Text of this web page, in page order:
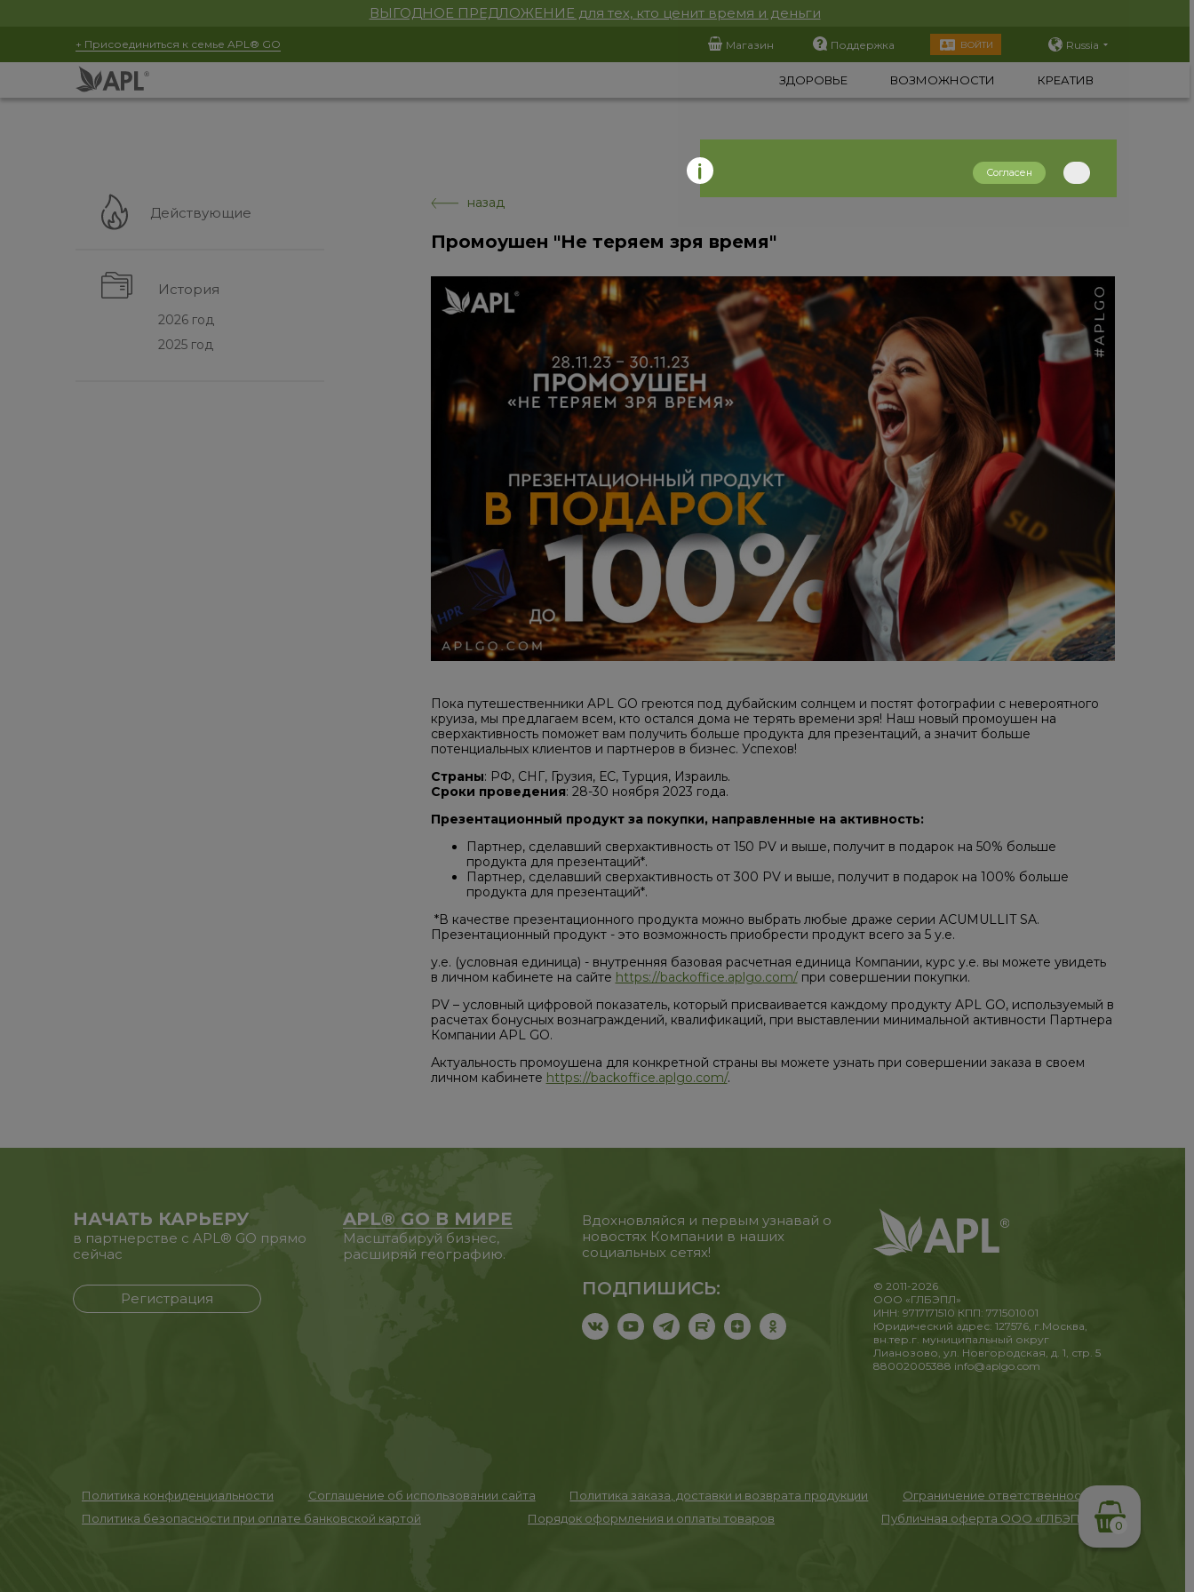
ВЫГОДНОЕ ПРЕДЛОЖЕНИЕ для тех, кто ценит время и деньги
+ Присоединиться к семье APL® GO Магазин Поддержка ВОЙТИ Russia
ЗДОРОВЬЕ ВОЗМОЖНОСТИ КРЕАТИВ
Действующие
История
2026 год
2025 год
назад
Промоушен "Не теряем зря время"
Пока путешественники APL GO греются под дубайским солнцем и постят фотографии с невероятного
круиза, мы предлагаем всем, кто остался дома не терять времени зря! Наш новый промоушен на
сверхактивность поможет вам получить больше продукта для презентаций, а значит больше
потенциальных клиентов и партнеров в бизнес. Успехов!
Страны: РФ, СНГ, Грузия, ЕС, Турция, Израиль.
Сроки проведения: 28-30 ноября 2023 года.
Презентационный продукт за покупки, направленные на активность:
Партнер, сделавший сверхактивность от 150 PV и выше, получит в подарок на 50% больше
продукта для презентаций*.
Партнер, сделавший сверхактивность от 300 PV и выше, получит в подарок на 100% больше
продукта для презентаций*.
*В качестве презентационного продукта можно выбрать любые драже серии ACUMULLIT SA.
Презентационный продукт - это возможность приобрести продукт всего за 5 у.е.
у.е. (условная единица) - внутренняя базовая расчетная единица Компании, курс у.е. вы можете увидеть
в личном кабинете на сайте https://backoffice.aplgo.com/при совершении покупки.
PV – условный цифровой показатель, который присваивается каждому продукту APL GO, используемый в
расчетах бонусных вознаграждений, квалификаций, при выставлении минимальной активности Партнера
Компании APL GO.
Актуальность промоушена для конкретной страны вы можете узнать при совершении заказа в своем
личном кабинете https://backoffice.aplgo.com/.
НАЧАТЬ КАРЬЕРУ
в партнерстве с APL® GO прямо
сейчас
Регистрация
APL® GO В МИРЕ
Масштабируй бизнес,
расширяй географию.
Вдохновляйся и первым узнавай о
новостях Компании в наших
социальных сетях!
ПОДПИШИСЬ:
© 2011-2026
ООО «ГЛБЭПЛ»
ИНН: 9717171510 КПП: 771501001
Юридический адрес: 127576, г.Москва,
вн.тер.г. муниципальный округ
Лианозово, ул. Новгородская, д. 1, стр. 5
88002005388 info@aplgo.com
Политика конфиденциальности Соглашение об использовании сайта Политика заказа, доставки и возврата продукции
Ограничение ответственности
Политика безопасности при оплате банковской картой
Порядок оформления и оплаты товаров Публичная оферта ООО «ГЛБЭПЛ» 0
Согласен